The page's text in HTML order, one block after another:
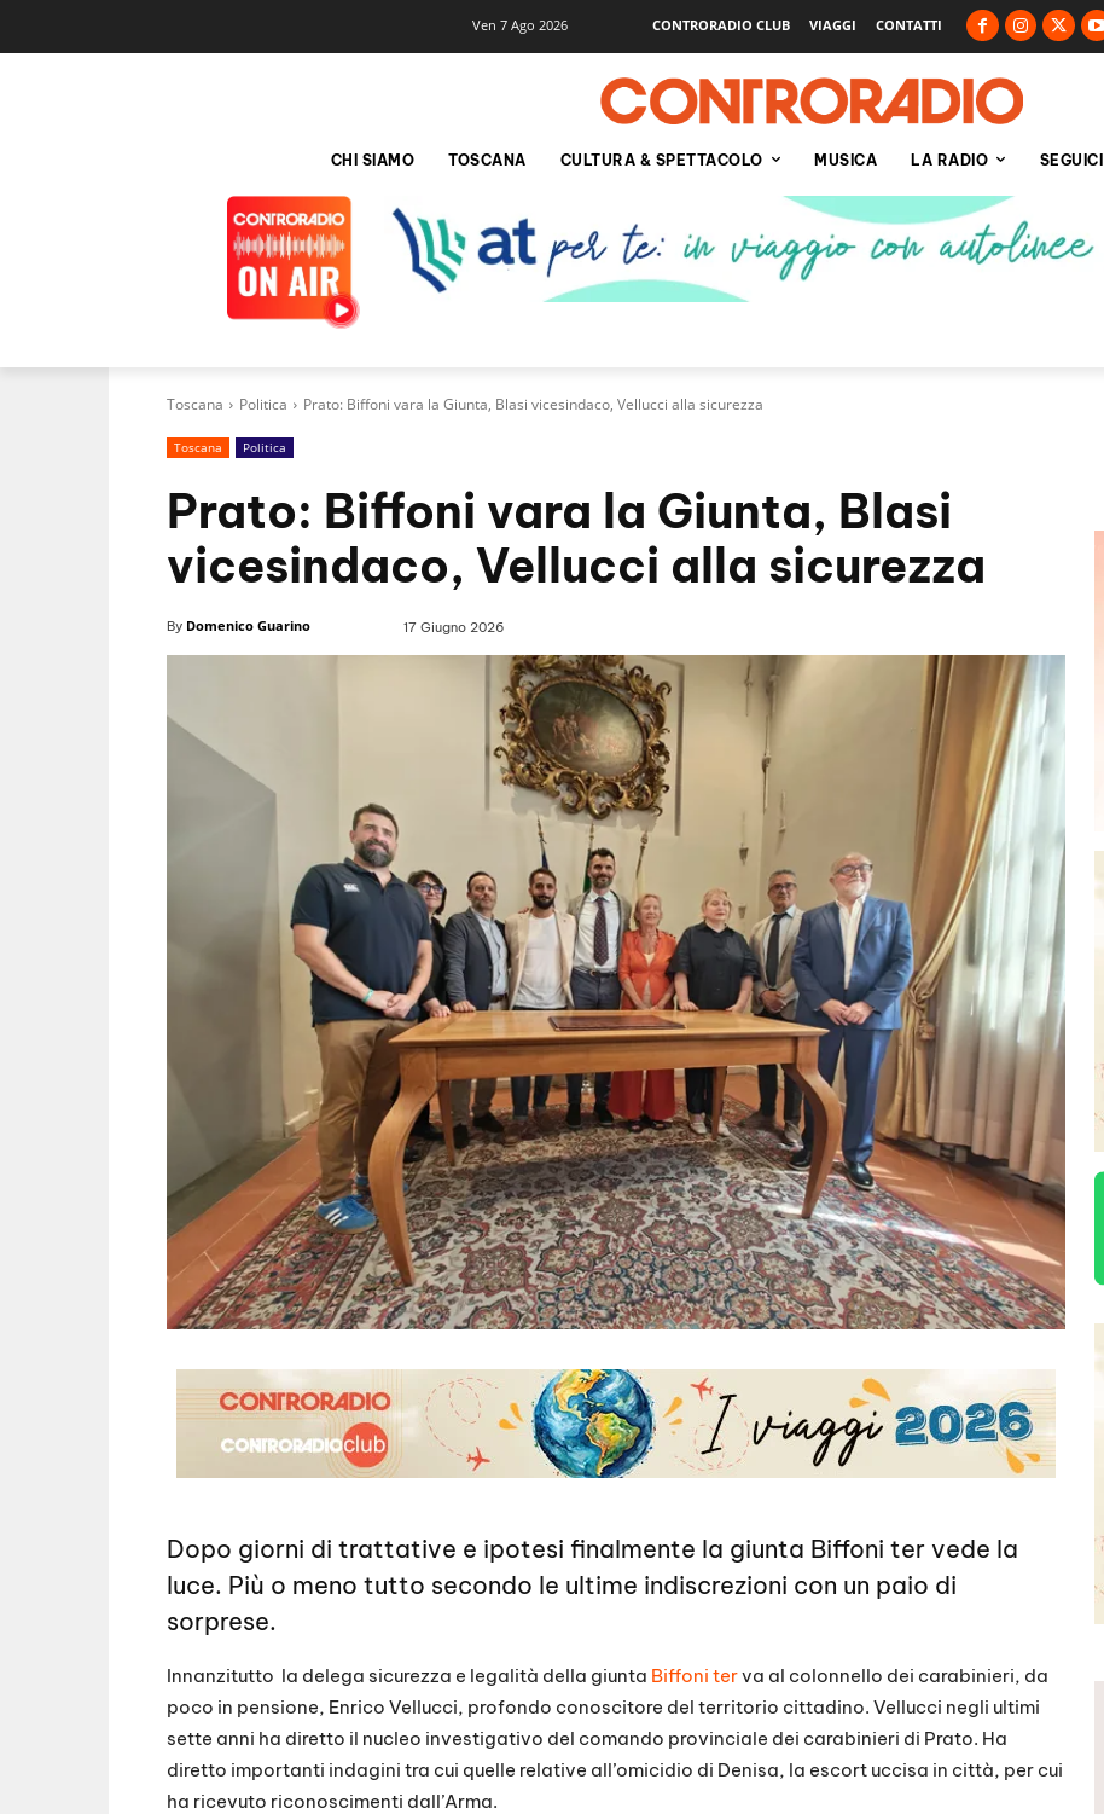
Ven 7 Ago 2026 CONTRORADIO CLUB VIAGGI CONTATTI
CHI SIAMO TOSCANA CULTURA & SPETTACOLO MUSICA LA RADIO SEGUICI
Toscana Politica Prato: Biffoni vara la Giunta, Blasi vicesindaco, Vellucci alla sicurezza
Toscana Politica
Prato: Biffoni vara la Giunta, Blasi
vicesindaco, Vellucci alla sicurezza
By Domenico Guarino 17 Giugno 2026
Dopo giorni di trattative e ipotesi finalmente la giunta Biffoni ter vede la
luce. Più o meno tutto secondo le ultime indiscrezioni con un paio di
sorprese.
Innanzitutto la delega sicurezza e legalità della giunta Biffoni terva al colonnello dei carabinieri, da
poco in pensione, Enrico Vellucci, profondo conoscitore del territorio cittadino. Vellucci negli ultimi
sette anni ha diretto il nucleo investigativo del comando provinciale dei carabinieri di Prato. Ha
diretto importanti indagini tra cui quelle relative all’omicidio di Denisa, la escort uccisa in città, per cui
ha ricevuto riconoscimenti dall’Arma.